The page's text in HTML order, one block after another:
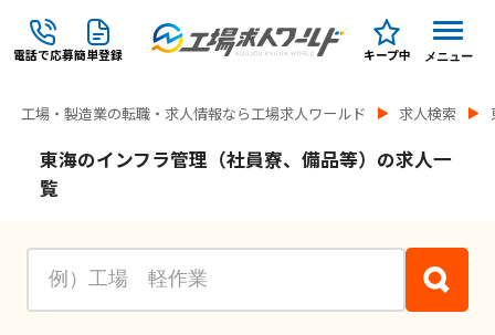
電話で応募簡単登録 キープ中 メニュー
工場・製造業の転職・求人情報なら工場求人ワールド 求人検索
東海のインフラ管理（社員寮、備品等）の求人一
覧